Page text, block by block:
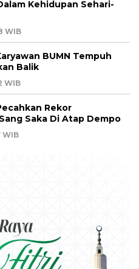
Kehidupan Sehari-
WIB
BUMN Tempuh
Balik
WIB
Rekor
Saka Di Atap Dempo
WIB